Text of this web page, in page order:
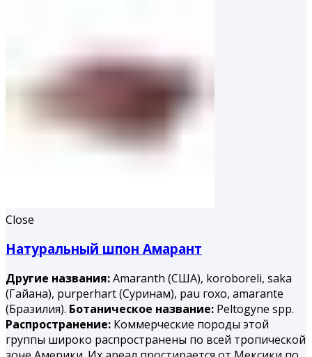
Close
Натуральный шпон Амарант
Другие названия:Amaranth (США), koroboreli, saka
(Гайана), purperhart (Суринам), раu гохо, amarantе
(Бразилия). Ботаническое название: Peltogyne spp.
Распространение: Коммерческие породы этой
группы широко распространены по всей тропической